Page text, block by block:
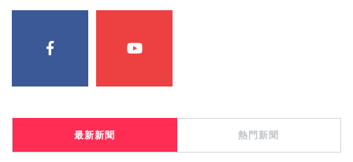
最新新聞 熱門新聞